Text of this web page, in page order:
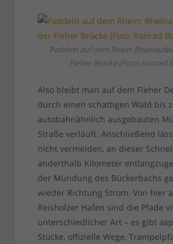
Paddeln auf dem Rhein:
Fleher Brücke (Foto: Konrad
Also bleibt man auf dem Fleher
durch einen schattigen Wald bis
autobahnähnlich ausgebauten
Straße verläuft. Anschließend
nicht vermeiden, an dieser
anderthalb Kilometer
der Mündung des Bückerbachs
wieder Richtung Strom. Von hier
Reisholzer Hafen sind die Pfade
unterschiedlicher Art – es gibt
Stücke, offizielle Wege,